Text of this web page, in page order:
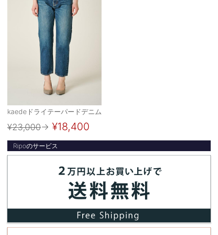
kaedeドライテーパードデニム
¥23,000→ ¥18,400
Ripoのサービス